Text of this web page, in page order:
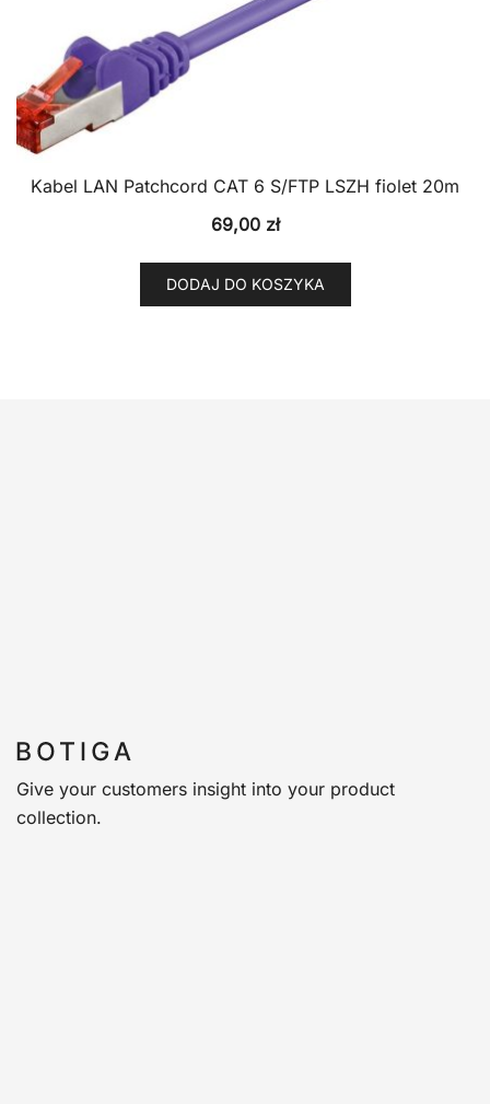
Kabel LAN Patchcord CAT 6 S/FTP LSZH fiolet 20m
69,00 zł
DODAJ DO KOSZYKA
Give your customers insight into your product
collection.